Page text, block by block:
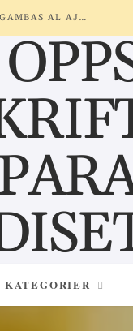
REKER MED HVITLØK OG SITRON – ENKEL OPPSKRIFT (GAMBAS AL AJILLO)
KATEGORIER